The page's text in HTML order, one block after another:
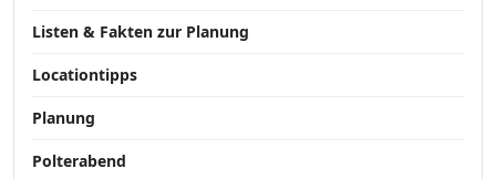
Listen & Fakten zur Planung
Locationtipps
Planung
Polterabend